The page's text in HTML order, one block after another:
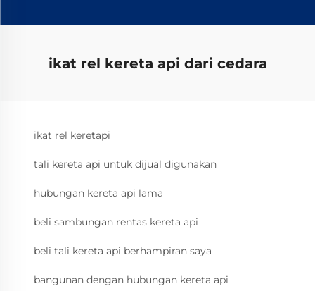
ikat rel kereta api dari cedara
ikat rel keretapi
tali kereta api untuk dijual digunakan
hubungan kereta api lama
beli sambungan rentas kereta api
beli tali kereta api berhampiran saya
bangunan dengan hubungan kereta api